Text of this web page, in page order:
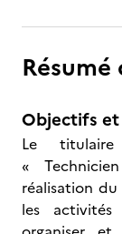
Objectifs
Le titulaire
«
réalisation
les activités